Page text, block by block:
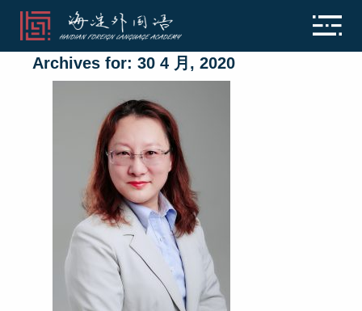
Archives for: 30 4 月, 2020